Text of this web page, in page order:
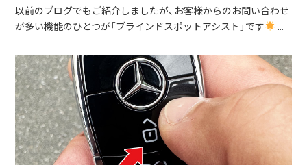
以前のブログでもご紹介しましたが、お客様からのお問い合わせ
が多い機能のひとつが「ブラインドスポットアシスト」です
...